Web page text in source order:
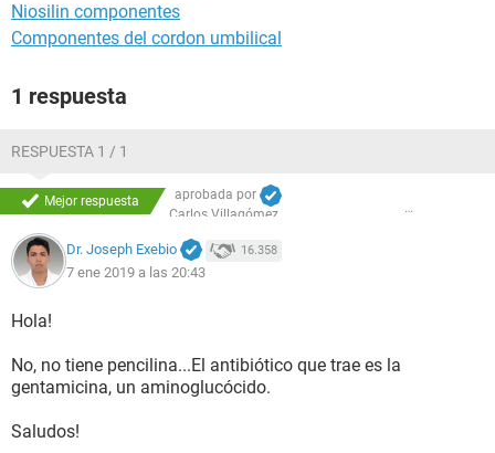
Niosilin componentes
Componentes del cordon umbilical
1 respuesta
RESPUESTA 1 / 1
Mejor respuesta
aprobada por
Carlos Villagómez
Dr. Joseph Exebio 16.358
7 ene 2019 a las 20:43
Hola!
No, no tiene pencilina...El antibiótico que trae es la
gentamicina, un aminoglucócido.
Saludos!